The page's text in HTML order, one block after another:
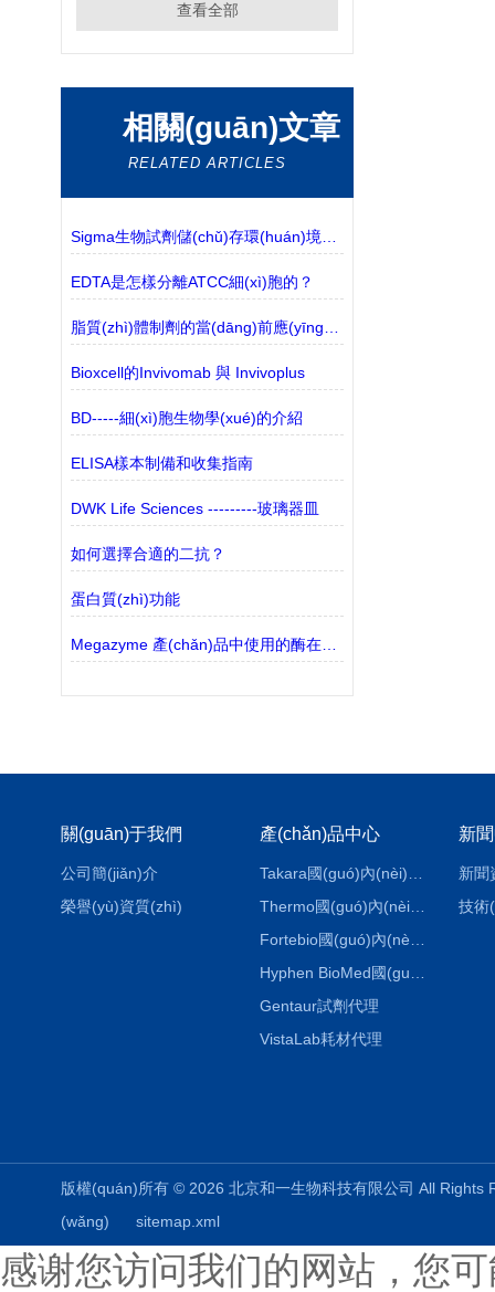
查看全部
相關(guān)文章
RELATED ARTICLES
EDTA是怎樣分離ATCC細(xì)胞的？
Bioxcell的Invivomab 與 Invivoplus
BD-----細(xì)胞生物學(xué)的介紹
ELISA樣本制備和收集指南
DWK Life Sciences ---------玻璃器皿
如何選擇合適的二抗？
蛋白質(zhì)功能
Megazyme 產(chǎn)品中使用的酶在環(huán)境溫度下運(yùn)輸時(shí)是否穩(wěn)定？
關(guān)于我們
公司簡(jiǎn)介
榮譽(yù)資質(zhì)
產(chǎn)品中心
Thermo國(guó)內(nèi)代理
Gentaur試劑代理
VistaLab耗材代理
新
新聞
技術
版權(quán)所有 © 2026 北京和一生物科技有限公司 All
(wǎng)
sitemap.xml
感谢您访问我们的网站，您